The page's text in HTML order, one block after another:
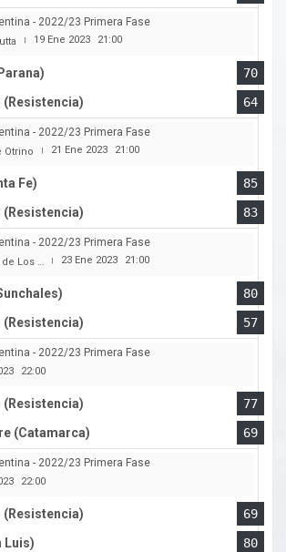
- 2022/23 Primera Fase
| 19 Ene 2023 21:00
70
64
- 2022/23 Primera Fase
Otrino | 21 Ene 2023 21:00
Fe)
85
83
- 2022/23 Primera Fase
Los Tigres | 23 Ene 2023 21:00
80
57
- 2022/23 Primera Fase
22:00
77
(Catamarca)
69
- 2022/23 Primera Fase
22:00
69
Luis)
80